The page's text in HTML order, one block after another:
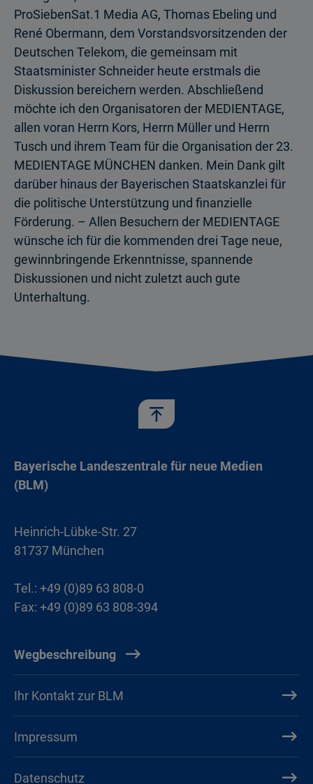
ProSiebenSat.1 Media AG, Thomas Ebeling und
René Obermann, dem Vorstandsvorsitzenden der
Deutschen Telekom, die gemeinsam mit
Staatsminister Schneider heute erstmals die
Diskussion bereichern werden. Abschließend
möchte ich den Organisatoren der MEDIENTAGE,
allen voran Herrn Kors, Herrn Müller und Herrn
Tusch und ihrem Team für die Organisation der 23.
MEDIENTAGE MÜNCHEN danken. Mein Dank gilt
darüber hinaus der Bayerischen Staatskanzlei für
die politische Unterstützung und finanzielle
Förderung. – Allen Besuchern der MEDIENTAGE
wünsche ich für die kommenden drei Tage neue,
gewinnbringende Erkenntnisse, spannende
Diskussionen und nicht zuletzt auch gute
Unterhaltung.
Bayerische Landeszentrale für neue Medien
(BLM)
Heinrich-Lübke-Str. 27
81737 München
Tel.: +49 (0)89 63 808-0
Fax: +49 (0)89 63 808-394
Wegbeschreibung
Ihr Kontakt zur BLM
Impressum
Datenschutz